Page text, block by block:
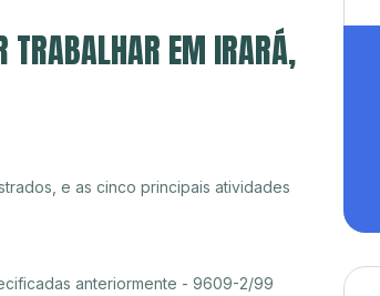
TRABALHAR EM IRARÁ,
e as cinco principais atividades
anteriormente - 9609-2/99